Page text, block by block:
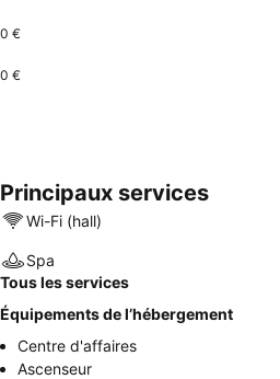
0 €
0 €
Principaux services
Wi-Fi (hall)
Spa
Tous les services
Équipements de l’hébergement
Centre d'affaires
Ascenseur